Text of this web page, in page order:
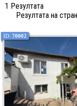
1 Резултата
Резултата на
ID: 70002